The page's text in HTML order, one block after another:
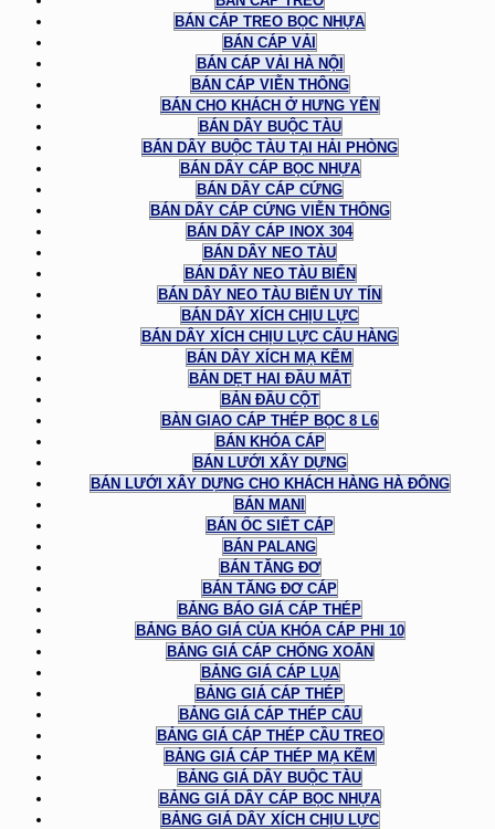
BÁN CÁP TREO BỌC NHỰA
BÁN CÁP VẢI
BÁN CÁP VẢI HÀ NỘI
BÁN CÁP VIỄN THÔNG
BÁN CHO KHÁCH Ở HƯNG YÊN
BÁN DÂY BUỘC TÀU
BÁN DÂY BUỘC TÀU TẠI HẢI PHÒNG
BÁN DÂY CÁP BỌC NHỰA
BÁN DÂY CÁP CỨNG
BÁN DÂY CÁP CỨNG VIỄN THÔNG
BÁN DÂY CÁP INOX 304
BÁN DÂY NEO TÀU
BÁN DÂY NEO TÀU BIỂN
BÁN DÂY NEO TÀU BIỂN UY TÍN
BÁN DÂY XÍCH CHỊU LỰC
BÁN DÂY XÍCH CHỊU LỰC CẨU HÀNG
BÁN DÂY XÍCH MẠ KẼM
BẢN DẸT HAI ĐẦU MẮT
BẢN ĐẦU CỘT
BÀN GIAO CÁP THÉP BỌC 8 L6
BÁN KHÓA CÁP
BÁN LƯỚI XÂY DỰNG
BÁN LƯỚI XÂY DỰNG CHO KHÁCH HÀNG HÀ ĐÔNG
BÁN MANI
BÁN ỐC SIẾT CÁP
BÁN PALANG
BÁN TĂNG ĐƠ
BÁN TĂNG ĐƠ CÁP
BẢNG BÁO GIÁ CÁP THÉP
BẢNG BÁO GIÁ CỦA KHÓA CÁP PHI 10
BẢNG GIÁ CÁP CHỐNG XOẮN
BẢNG GIÁ CÁP LỤA
BẢNG GIÁ CÁP THÉP
BẢNG GIÁ CÁP THÉP CẨU
BẢNG GIÁ CÁP THÉP CẦU TREO
BẢNG GIÁ CÁP THÉP MẠ KẼM
BẢNG GIÁ DÂY BUỘC TÀU
BẢNG GIÁ DÂY CÁP BỌC NHỰA
BẢNG GIÁ DÂY XÍCH CHỊU LỰC